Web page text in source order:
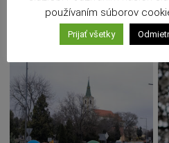
používaním súborov
Prijať všetky